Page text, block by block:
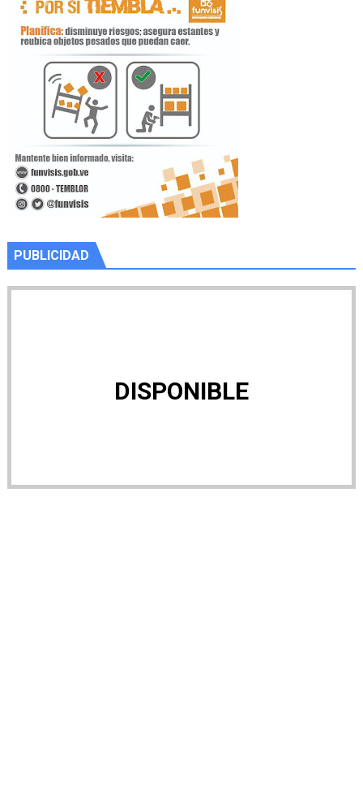
PUBLICIDAD
DISPONIBLE